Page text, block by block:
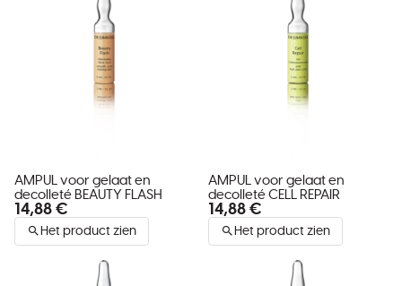
AMPUL voor gelaat en
decolleté BEAUTY FLASH
14,88 €
Het product zien
AMPUL voor gelaat en
decolleté CELL REPAIR
14,88 €
Het product zien